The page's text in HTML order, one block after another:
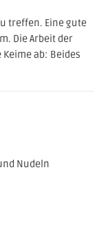
treffen. Eine gute
Die Arbeit der
ab: Beides
Nudeln